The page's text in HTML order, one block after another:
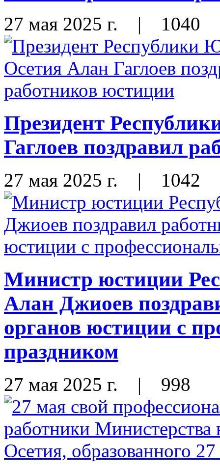
27 мая 2025 г. | 1040
Президент
Гаглоев поздравил
27 мая 2025 г. | 1042
Министр юстиции
Алан Джиоев
органов юстиции с
праздником
27 мая 2025 г. | 998